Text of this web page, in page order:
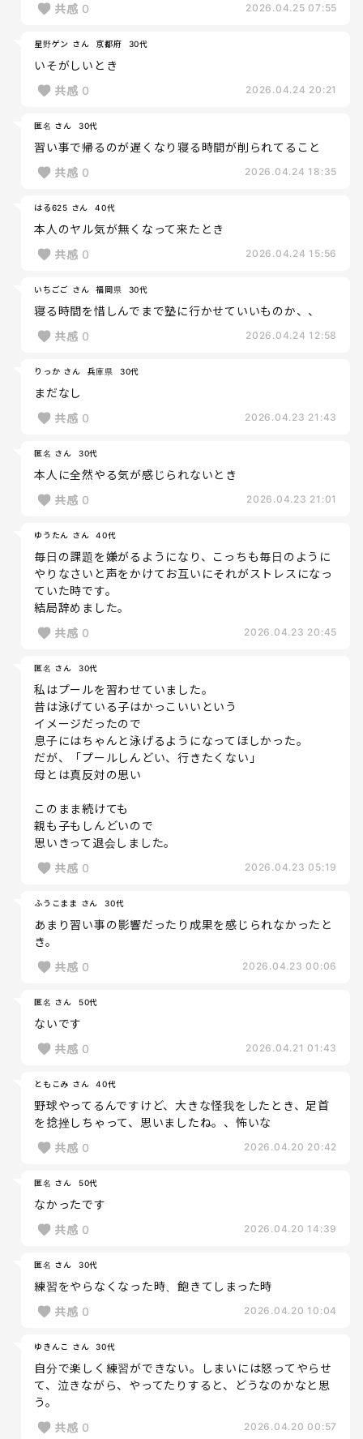
共感 0 2026.04.25 07:55
星野ゲン さん 京都府 30代
いそがしいとき
共感 0 2026.04.24 20:21
匿名 さん 30代
習い事で帰るのが遅くなり寝る時間が削られてること
共感 0 2026.04.24 18:35
はる625 さん 40代
本人のヤル気が無くなって来たとき
共感 0 2026.04.24 15:56
いちごご さん 福岡県 30代
寝る時間を惜しんでまで塾に行かせていいものか、、
共感 0 2026.04.24 12:58
りっか さん 兵庫県 30代
まだなし
共感 0 2026.04.23 21:43
匿名 さん 30代
本人に全然やる気が感じられないとき
共感 0 2026.04.23 21:01
ゆうたん さん 40代
毎日の課題を嫌がるようになり、こっちも毎日のように
やりなさいと声をかけてお互いにそれがストレスになっ
ていた時です。
結局辞めました。
共感 0 2026.04.23 20:45
匿名 さん 30代
私はプールを習わせていました。
昔は泳げている子はかっこいいという
イメージだったので
息子にはちゃんと泳げるようになってほしかった。
だが、「プールしんどい、行きたくない」
母とは真反対の思い
このまま続けても
親も子もしんどいので
思いきって退会しました。
共感 0 2026.04.23 05:19
ふうこまま さん 30代
あまり習い事の影響だったり成果を感じられなかったと
き。
共感 0 2026.04.23 00:06
匿名 さん 50代
ないです
共感 0 2026.04.21 01:43
ともこみ さん 40代
野球やってるんですけど、大きな怪我をしたとき、足首
を捻挫しちゃって、思いましたね。、怖いな
共感 0 2026.04.20 20:42
匿名 さん 50代
なかったです
共感 0 2026.04.20 14:39
匿名 さん 30代
練習をやらなくなった時、飽きてしまった時
共感 0 2026.04.20 10:04
ゆきんこ さん 30代
自分で楽しく練習ができない。しまいには怒ってやらせ
て、泣きながら、やってたりすると、どうなのかなと思
う。
共感 0 2026.04.20 00:57